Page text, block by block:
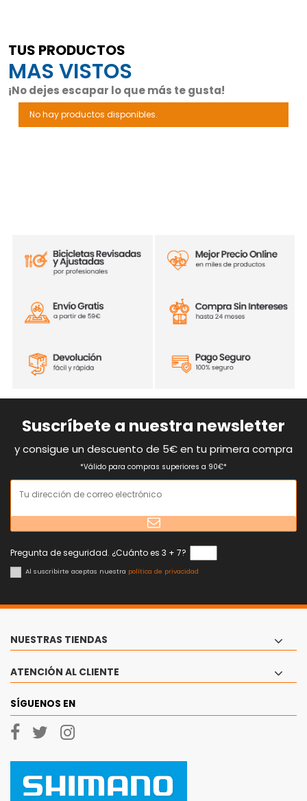
TUS PRODUCTOS
MAS VISTOS
¡No dejes escapar lo que más te gusta!
No hay productos disponibles.
Suscríbete a nuestra newsletter
y consigue un descuento de 5€ en tu primera compra
*Válido para compras superiores a 90€*
Pregunta de seguridad. ¿Cuánto es 3 + 7?
Al suscribirte aceptas nuestra política de privacidad
NUESTRAS TIENDAS
ATENCIÓN AL CLIENTE
SÍGUENOS EN